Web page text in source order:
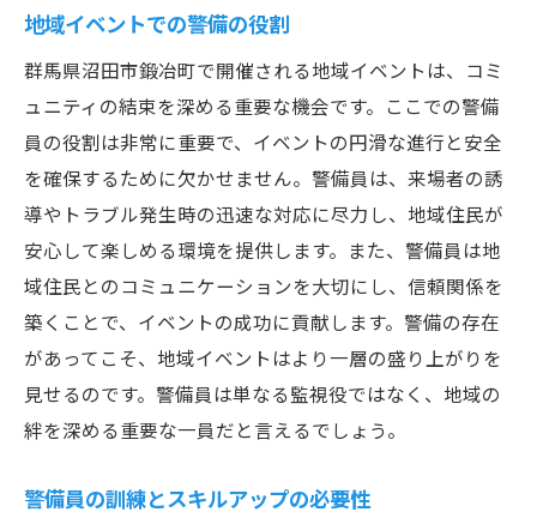
治安維持のためのパトロール強化
災害時における警備の役割の再確認
地域住民との連携による安全確保
地域イベントでの警備の役割
群馬県沼田市鍛冶町で開催される地域イベントは、コミ
ュニティの結束を深める重要な機会です。ここでの警備
員の役割は非常に重要で、イベントの円滑な進行と安全
を確保するために欠かせません。警備員は、来場者の誘
導やトラブル発生時の迅速な対応に尽力し、地域住民が
安心して楽しめる環境を提供します。また、警備員は地
域住民とのコミュニケーションを大切にし、信頼関係を
築くことで、イベントの成功に貢献します。警備の存在
があってこそ、地域イベントはより一層の盛り上がりを
見せるのです。警備員は単なる監視役ではなく、地域の
絆を深める重要な一員だと言えるでしょう。
警備員の訓練とスキルアップの必要性